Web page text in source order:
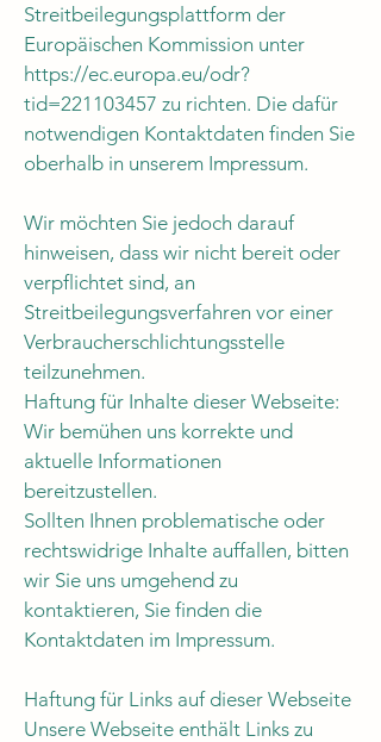
Streitbeilegungsplattform der
Europäischen Kommission unter
https://ec.europa.eu/odr?
tid=221103457 zu richten. Die dafür
notwendigen Kontaktdaten finden Sie
oberhalb in unserem Impressum.
Wir möchten Sie jedoch darauf
hinweisen, dass wir nicht bereit oder
verpflichtet sind, an
Streitbeilegungsverfahren vor einer
Verbraucherschlichtungsstelle
teilzunehmen.
Haftung für Inhalte dieser Webseite:
Wir bemühen uns korrekte und
aktuelle Informationen
bereitzustellen.
Sollten Ihnen problematische oder
rechtswidrige Inhalte auffallen, bitten
wir Sie uns umgehend zu
kontaktieren, Sie finden die
Kontaktdaten im Impressum.
Haftung für Links auf dieser Webseite
Unsere Webseite enthält Links zu